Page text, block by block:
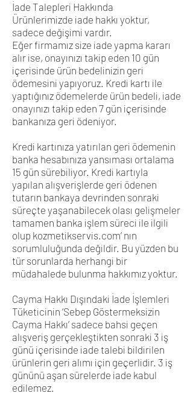
İade Talepleri Hakkında
Ürünlerimizde iade hakkı yoktur,
sadece değişimi vardır.
Eğer firmamız size iade yapma kararı
alır ise, onayınızı takip eden 10 gün
içerisinde ürün bedelinizin geri
ödemesini yapıyoruz. Kredi kartı ile
yaptığınız ödemelerde ürün bedeli, iade
onayınızı takip eden 7 gün içerisinde
bankanıza geri ödeniyor.
Kredi kartınıza yatırılan geri ödemenin
banka hesabınıza yansıması ortalama
15 gün sürebiliyor. Kredi kartıyla
yapılan alışverişlerde geri ödenen
tutarın bankaya devrinden sonraki
süreçte yaşanabilecek olası gelişmeler
tamamen banka işlem süreci ile ilgili
olup kozmetikservis.com’ nın
sorumluluğunda değildir. Bu yüzden bu
tür sorunlarda herhangi bir
müdahalede bulunma hakkımız yoktur.
Cayma Hakkı Dışındaki İade İşlemleri
Tüketicinin ‘Sebep Göstermeksizin
Cayma Hakkı’ sadece bahsi geçen
alışveriş gerçekleştikten sonraki 3 iş
günü içerisinde iade talebi bildirilen
ürünlerin geri alımı için geçerlidir. 3 iş
gününü aşan sürelerde iade kabul
edilemez.